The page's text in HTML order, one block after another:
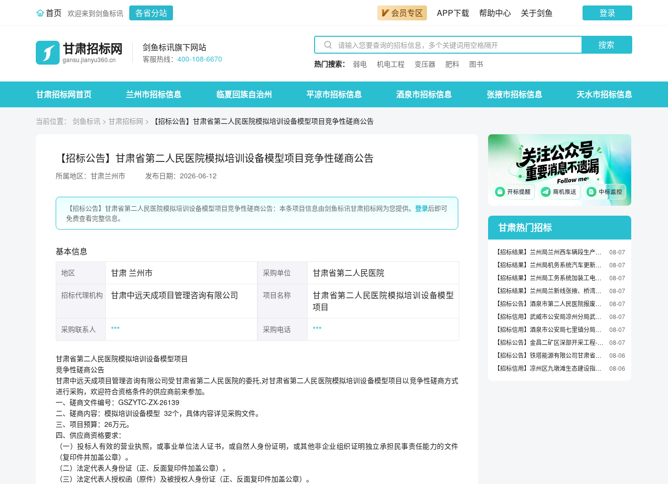
首页 欢迎来到剑鱼标讯 各省分站 会员专区 APP下载 帮助中心 关于剑鱼 登录
甘肃招标网
gansu.jianyu360.cn
剑鱼标讯旗下网站
客服热线： 400-108-6670
搜索
热门搜索： 弱电 机电工程 变压器 肥料 图书
甘肃招标网首页 兰州市招标信息 临夏回族自治州 平凉市招标信息 酒泉市招标信息 张掖市招标信息 天水市招标信息
当前位置： 剑鱼标讯 > 甘肃招标网 > 【招标公告】甘肃省第二人民医院模拟培训设备模型项目竞争性磋商公告
【招标公告】甘肃省第二人民医院模拟培训设备模型项目竞争性磋商公告
所属地区：甘肃兰州市 发布日期：2026-06-12
【招标公告】甘肃省第二人民医院模拟培训设备模型项目竞争性磋商公告：本条项目信息由剑鱼标讯甘肃招标网为您提供。 登录后即可
免费查看完整信息。
基本信息
地区 甘肃 兰州市 采购单位 甘肃省第二人民医院
招标代理机构 甘肃中远天成项目管理咨询有限公司 项目名称
甘肃省第二人民医院模拟培训设备模型
项目
采购联系人 *** 采购电话 ***
甘肃省第二人民医院模拟培训设备模型项目
竞争性磋商公告
甘肃中远天成项目管理咨询有限公司受甘肃省第二人民医院的委托,对甘肃省第二人民医院模拟培训设备模型项目以竞争性磋商方式
进行采购，欢迎符合资格条件的供应商前来参加。
一、磋商文件编号：GSZYTC-ZX-26139
二、磋商内容：模拟培训设备模型 32个，具体内容详见采购文件。
三、项目预算：26万元。
四、供应商资格要求：
（一）投标人有效的营业执照，或事业单位法人证书，或自然人身份证明，或其他非企业组织证明独立承担民事责任能力的文件
（复印件并加盖公章）。
（二）法定代表人身份证（正、反面复印件加盖公章）。
（三）法定代表人授权函（原件）及被授权人身份证（正、反面复印件加盖公章）。
甘肃热门招标
【招标结果】兰州局兰州西车辆段生产用车更新等流标公告
08-07
【招标结果】兰州局机务系统汽车更新项目（1、3、4包二次）流标公告
08-07
【招标结果】兰州局工务系统加装工电检修装备尾气净化装置中标候选人公示
08-07
【招标结果】兰州局兰新线张掖、桥湾、金昌、玉石、槐安站、武威南站下行出发场改造工程继电器（JYJXC-160/260）采购成交候选人公示
08-07
【招标公告】酒泉市第二人民医院报废资产第三方评估单位采购项目招标公告
08-07
【招标信用】武威市公安局凉州分局武威市公安局凉州分局车辆维修和保养服务直接选定采购合同政府采购合同公告
08-07
【招标信用】酒泉市公安局七里镇分局酒泉市公安局七里镇分局其他印刷服务直接选定采购合同政府采购合同公告
08-07
【招标公告】金昌二矿区深部开采工程-30行盲副井安装工程-装饰装修材料询价通知
08-07
【招标公告】铁塔能源有限公司甘肃省分公司2026年兰州市绿茵花园充电站建设施工采购项目（三次）-询比公告
08-06
【招标信用】凉州区九墩滩生态建设指挥部凉州区九墩滩生态建设指挥部其他印刷服务直接选定采购合同政府采购合同公告
08-06